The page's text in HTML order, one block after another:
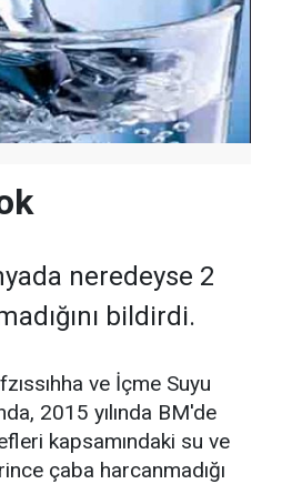
neredeyse 2
bildirdi.
ve İçme Suyu
2015 yılında BM'de
kapsamındaki su ve
çaba harcanmadığı